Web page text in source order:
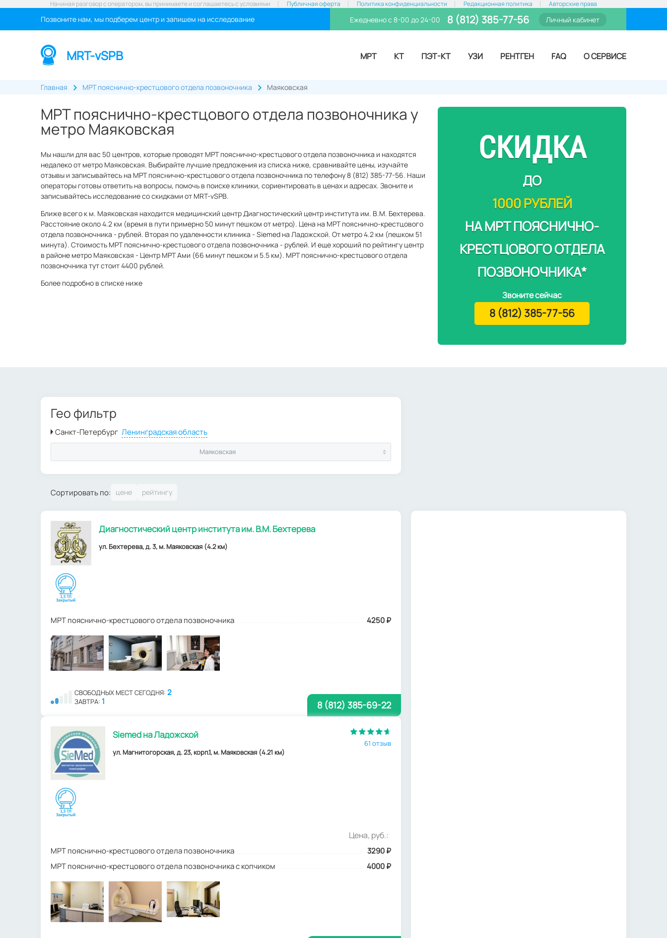
Начиная разговор с оператором, вы принимаете и соглашаетесь с условиями Публичная оферта Политика конфиденциальности Редакционная политика Авторские права
Позвоните нам, мы подберем центр и запишем на исследование Ежедневно с 8-00 до 24-00 8 (812) 385-77-56 Личный кабинет
MRT-vSPB МРТ КТ ПЭТ-КТ УЗИ РЕНТГЕН FAQ О СЕРВИСЕ
Главная МРТ пояснично-крестцового отдела позвоночника Маяковская
МРТ пояснично-крестцового отдела позвоночника у
метро Маяковская
Мы нашли для вас 50 центров, которые проводят МРТ пояснично-крестцового отдела позвоночника и находятся
недалеко от метро Маяковская. Выбирайте лучшие предложения из списка ниже, сравнивайте цены, изучайте
отзывы и записывайтесь на МРТ пояснично-крестцового отдела позвоночника по телефону 8 (812) 385-77-56. Наши
операторы готовы ответить на вопросы, помочь в поиске клиники, сориентировать в ценах и адресах. Звоните и
записывайтесь исследование со скидками от MRT-vSPB.
Ближе всего к м. Маяковская находится медицинский центр Диагностический центр института им. В.М. Бехтерева.
Расстояние около 4.2 км (время в пути примерно 50 минут пешком от метро). Цена на МРТ пояснично-крестцового
отдела позвоночника - рублей. Вторая по удаленности клиника - Siemed на Ладожской. От метро 4.2 км (пешком 51
минута). Стоимость МРТ пояснично-крестцового отдела позвоночника - рублей. И еще хороший по рейтингу центр
в районе метро Маяковская - Центр МРТ Ами (66 минут пешком и 5.5 км). МРТ пояснично-крестцового отдела
позвоночника тут стоит 4400 рублей.
Более подробно в списке ниже
СКИДКА
ДО
1000 РУБЛЕЙ
НА МРТ ПОЯСНИЧНО-
КРЕСТЦОВОГО ОТДЕЛА
ПОЗВОНОЧНИКА*
Звоните сейчас
8 (812) 385-77-56
Гео фильтр
Маяковская
Сортировать по:
Диагностический центр института им. В.М. Бехтерева
ул. Бехтерева, д. 3, м. Маяковская (4.2 км)
МРТ пояснично-крестцового отдела позвоночника 4250₽
СВОБОДНЫХ МЕСТ СЕГОДНЯ: 2
ЗАВТРА: 1 8 (812) 385-69-22
Siemed на Ладожской
ул. Магнитогорская, д. 23, корп.1, м. Маяковская (4.21 км)
61 отзыв
Цена, руб.:
МРТ пояснично-крестцового отдела позвоночника 3290₽
МРТ пояснично-крестцового отдела позвоночника с копчиком
4000 ₽